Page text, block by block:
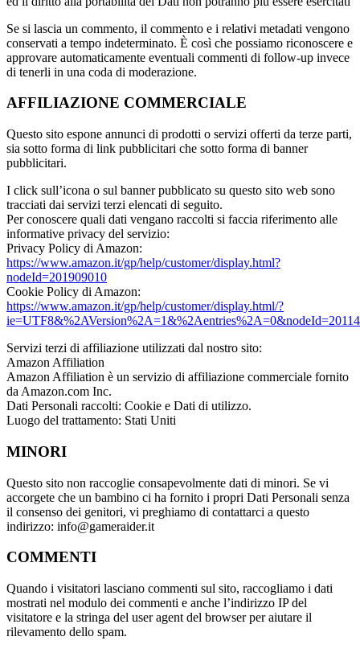
Se si lascia un commento, il commento e i relativi metadati vengono
conservati a tempo indeterminato. È così che possiamo riconoscere e
approvare automaticamente eventuali commenti di follow-up invece
di tenerli in una coda di moderazione.
AFFILIAZIONE COMMERCIALE
Questo sito espone annunci di prodotti o servizi offerti da terze parti,
sia sotto forma di link pubblicitari che sotto forma di banner
pubblicitari.
I click sull’icona o sul banner pubblicato su questo sito web sono
tracciati dai servizi terzi elencati di seguito.
Per conoscere quali dati vengano raccolti si faccia riferimento alle
informative privacy del servizio:
Privacy Policy di Amazon:
https://www.amazon.it/gp/help/customer/display.html?
nodeId=201909010
Cookie Policy di Amazon:
https://www.amazon.it/gp/help/customer/display.html/?
Servizi terzi di affiliazione utilizzati dal nostro sito:
Amazon Affiliation
Amazon Affiliation è un servizio di affiliazione commerciale fornito
da Amazon.com Inc.
Dati Personali raccolti: Cookie e Dati di utilizzo.
Luogo del trattamento: Stati Uniti
MINORI
Questo sito non raccoglie consapevolmente dati di minori. Se vi
accorgete che un bambino ci ha fornito i propri Dati Personali senza
il consenso dei genitori, vi preghiamo di contattarci a questo
indirizzo: info@gameraider.it
COMMENTI
Quando i visitatori lasciano commenti sul sito, raccogliamo i dati
mostrati nel modulo dei commenti e anche l’indirizzo IP del
visitatore e la stringa del user agent del browser per aiutare il
rilevamento dello spam.